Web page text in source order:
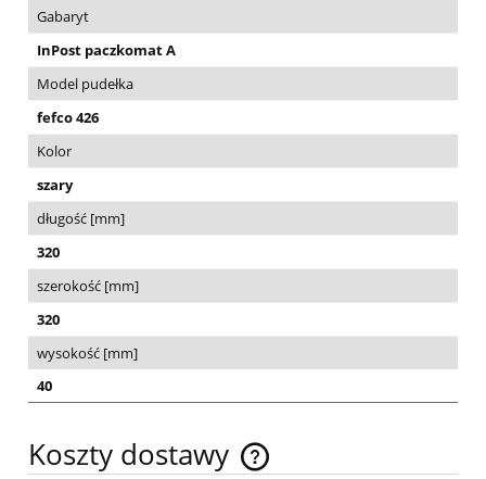
Gabaryt
InPost paczkomat A
Model pudełka
fefco 426
Kolor
szary
długość [mm]
320
szerokość [mm]
320
wysokość [mm]
40
Koszty dostawy
Cena nie zawiera ewentualnych kosztów płatności